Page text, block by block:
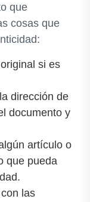
que
cosas que
si es
dirección de
documento y
artículo o
que pueda
las